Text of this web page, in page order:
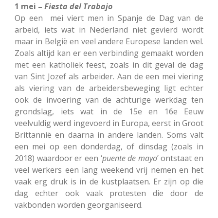
1 mei – Fiesta del Trabajo
Op een mei viert men in Spanje de Dag van de
arbeid, iets wat in Nederland niet gevierd wordt
maar in België en veel andere Europese landen wel.
Zoals altijd kan er een verbinding gemaakt worden
met een katholiek feest, zoals in dit geval de dag
van Sint Jozef als arbeider. Aan de een mei viering
als viering van de arbeidersbeweging ligt echter
ook de invoering van de achturige werkdag ten
grondslag, iets wat in de 15e en 16e Eeuw
veelvuldig werd ingevoerd in Europa, eerst in Groot
Brittannië en daarna in andere landen. Soms valt
een mei op een donderdag, of dinsdag (zoals in
2018) waardoor er een ‘puente de mayo’ ontstaat en
veel werkers een lang weekend vrij nemen en het
vaak erg druk is in de kustplaatsen. Er zijn op die
dag echter ook vaak protesten die door de
vakbonden worden georganiseerd.